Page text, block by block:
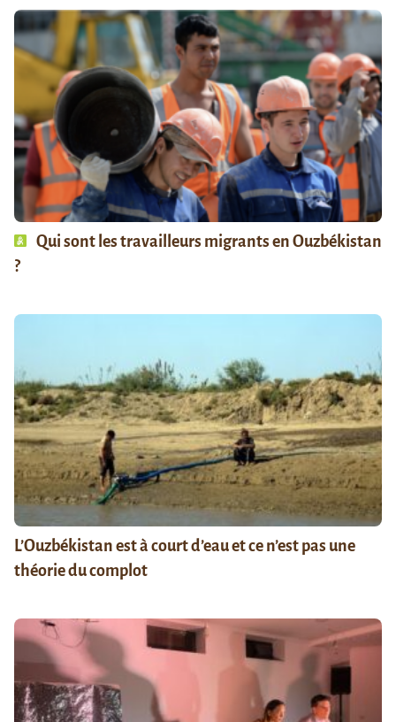
Qui sont les travailleurs migrants en Ouzbékistan
?
L’Ouzbékistan est à court d’eau et ce n’est pas une
théorie du complot